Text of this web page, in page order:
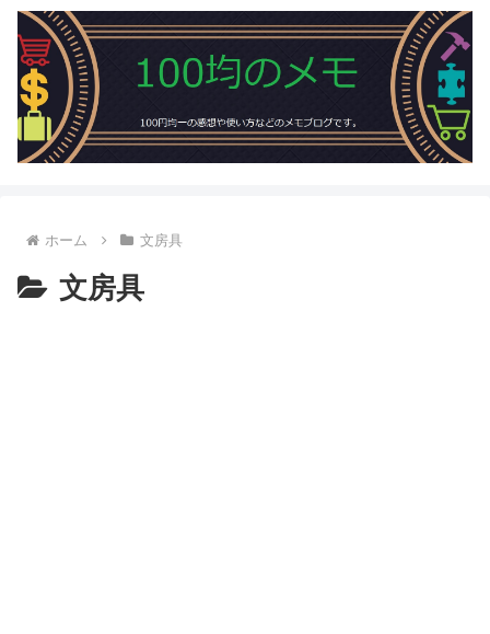
ホーム 文房具
文房具